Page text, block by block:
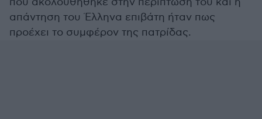
απάντηση του Έλληνα επιβάτη ήταν πως
προέχει το συμφέρον της πατρίδας.